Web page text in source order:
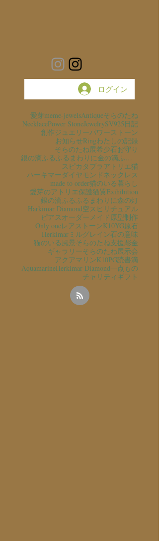
ログイン
愛芽meme-jewelsAntiqueそらのたね
NecklacePower StoneJewelrySV925日記
創作ジュエリーパワーストーン
お知らせRingわたしの記録
そらのたね展希少石お守り
銀の滴ふるふるまわりに金の滴ふるふるまわりに
スピカタブラ アトリエ猫
ハーキマーダイヤモンドネックレス
made to order猫のいる暮らし
愛芽のアトリエ保護猫翼Exihibition
銀の滴ふるふるまわりに森の灯
Harkimar Diamond空スピリチュアル
ピアス オーダーメイド 原型制作
Only oneレアストーンK10YG原石
Herkimarミルグレイン石の意味
猫のいる風景そらのたね支援彫金
ギャラリーそらのたね展示会
アクアマリンK10PG読書滴
AquamarineHerkimar Diamond一点もの
チャリティ ギフト